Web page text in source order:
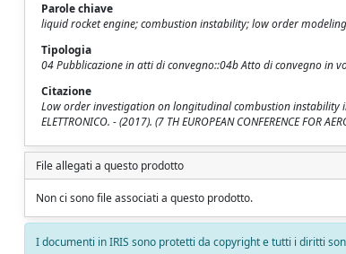
Parole chiave
liquid rocket engine; combustion instability; low order modeling
Tipologia
04 Pubblicazione in atti di convegno::04b Atto di convegno in
Citazione
Low order investigation on longitudinal combustion instability
ELETTRONICO. - (2017). (7 TH EUROPEAN CONFERENCE FOR
File allegati a questo prodotto
Non ci sono file associati a questo prodotto.
I documenti in IRIS sono protetti da copyright e tutti i diritti